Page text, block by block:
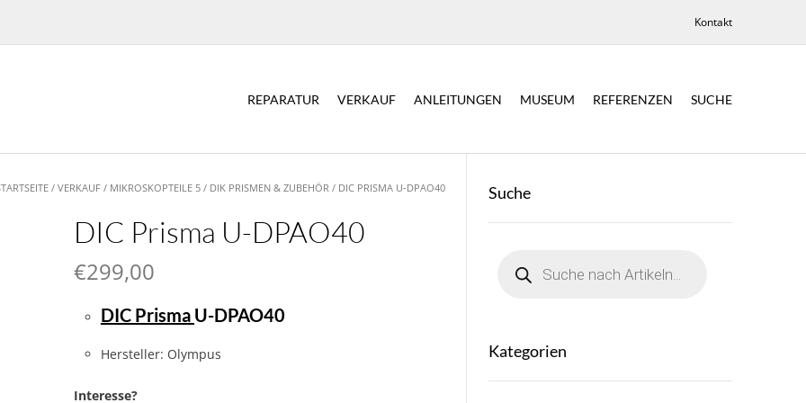
Kontakt
REPARATUR VERKAUF ANLEITUNGEN MUSEUM REFERENZEN SUCHE
/VERKAUF / MIKROSKOPTEILE 5 / DIK PRISMEN & ZUBEHÖR / DIC PRISMA U-DPAO40
DIC Prisma U-DPAO40
€299,00
DIC Prisma U-DPAO40
Hersteller: Olympus
Interesse?
Suche
search
Kategorien